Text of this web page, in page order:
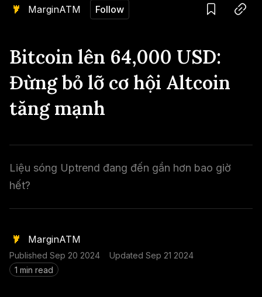
Kinh Nghiệm Đầu Tư
Công Cụ Đầu Tư
Sign in
MarginATM Follow
Bitcoin lên 64,000 USD:
Đừng bỏ lỡ cơ hội Altcoin
tăng mạnh
Liệu sóng Uptrend đang đến gần hơn bao giờ
hết?
MarginATM
Published Sep 20 2024 Updated Sep 21 2024
1 min read